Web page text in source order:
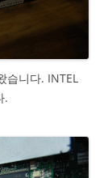
니다. INTEL
.